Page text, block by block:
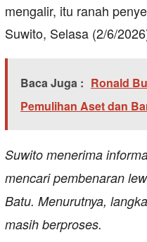
mengalir, itu ranah
Suwito, Selasa (2/6/
Baca Juga : Ronald
Pemulihan Aset dan
Suwito menerima
mencari pembenaran
Batu. Menurutnya,
masih berproses.